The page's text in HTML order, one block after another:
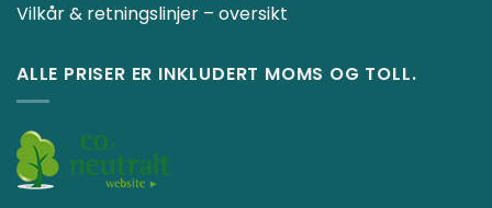
Vilkår & retningslinjer – oversikt
ALLE PRISER ER INKLUDERT MOMS OG TOLL.